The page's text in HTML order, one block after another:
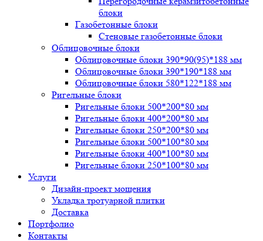
блоки
Газобетонные блоки
Стеновые газобетонные блоки
Облицовочные блоки
Облицовочные блоки 390*90(95)*188 мм
Облицовочные блоки 390*190*188 мм
Облицовочные блоки 580*122*188 мм
Ригельные блоки
Ригельные блоки 500*200*80 мм
Ригельные блоки 400*200*80 мм
Ригельные блоки 250*200*80 мм
Ригельные блоки 500*100*80 мм
Ригельные блоки 400*100*80 мм
Ригельные блоки 250*100*80 мм
Услуги
Дизайн-проект мощения
Укладка тротуарной плитки
Доставка
Портфолио
Контакты